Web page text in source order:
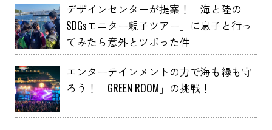
デザインセンターが提案！「海と陸の
SDGsモニター親子ツアー」に息子と行っ
てみたら意外とツボった件
エンターテインメントの力で海も緑も守
ろう！「GREEN ROOM」の挑戦！